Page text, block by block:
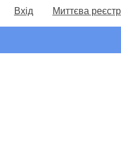
Вхід Миттєва